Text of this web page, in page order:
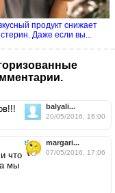
продукт снижает
Даже если вы...
balyali...
20/05/2016, 16:00
margari...
07/05/2016, 17:06
что
а мы